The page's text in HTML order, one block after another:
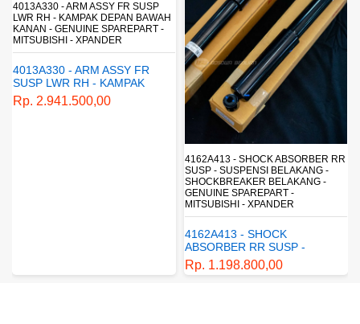
4013A330 - ARM ASSY FR SUSP
LWR RH - KAMPAK DEPAN BAWAH
KANAN - GENUINE SPAREPART -
MITSUBISHI - XPANDER
4013A330 - ARM ASSY FR
SUSP LWR RH - KAMPAK
DEPAN BAWAH KANAN -
GENUINE SPAREPART -
Rp. 2.941.500,00
4162A413 - SHOCK ABSORBER RR
SUSP - SUSPENSI BELAKANG -
SHOCKBREAKER BELAKANG -
GENUINE SPAREPART -
MITSUBISHI - XPANDER
4162A413 - SHOCK
ABSORBER RR SUSP -
SUSPENSI BELAKANG -
SHOCKBREAKER BELAKANG
Rp. 1.198.800,00